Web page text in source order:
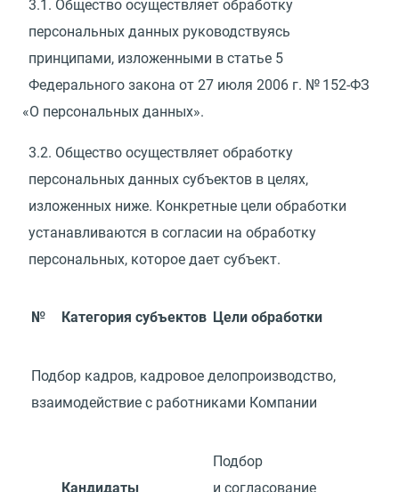
3.1. Общество осуществляет обработку
персональных данных руководствуясь
принципами, изложенными в статье 5
Федерального закона от 27 июля 2006 г. № 152-ФЗ
«О персональных данных».
3.2. Общество осуществляет обработку
персональных данных субъектов в целях,
изложенных ниже. Конкретные цели обработки
устанавливаются в согласии на обработку
персональных, которое дает субъект.
№ Категория субъектов Цели обработки
Подбор кадров, кадровое делопроизводство,
взаимодействие с работниками Компании
Кандидаты
Подбор
и согласование